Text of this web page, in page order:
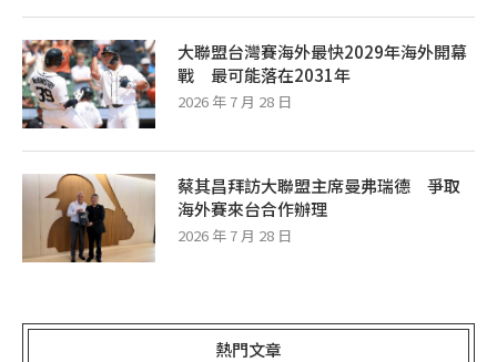
大聯盟台灣賽海外最快2029年海外開幕
戰 最可能落在2031年
2026 年 7 月 28 日
蔡其昌拜訪大聯盟主席曼弗瑞德 爭取
海外賽來台合作辦理
2026 年 7 月 28 日
熱門文章